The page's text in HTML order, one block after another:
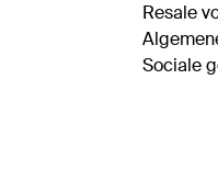
Resale
Sociale